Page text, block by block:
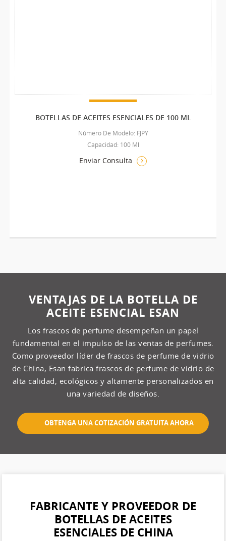
BOTELLAS DE ACEITES ESENCIALES DE 100 ML
Número De Modelo: FJPY
Capacidad: 100 Ml
Enviar Consulta
VENTAJAS DE LA BOTELLA DE
ACEITE ESENCIAL ESAN
Los frascos de perfume desempeñan un papel
fundamental en el impulso de las ventas de perfumes.
Como proveedor líder de frascos de perfume de vidrio
de China, Esan fabrica frascos de perfume de vidrio de
alta calidad, ecológicos y altamente personalizados en
una variedad de diseños.
OBTENGA UNA COTIZACIÓN GRATUITA AHORA
FABRICANTE Y PROVEEDOR DE
BOTELLAS DE ACEITES
ESENCIALES DE CHINA